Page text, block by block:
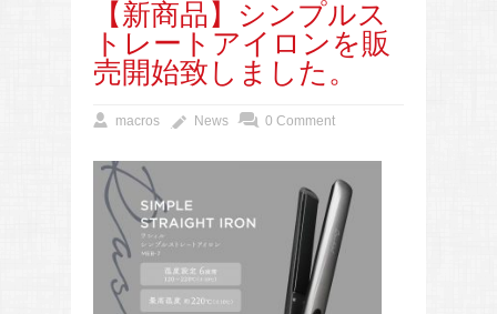
【新商品】シンプルス
トレートアイロンを販
売開始致しました。
macros News 0 Comment